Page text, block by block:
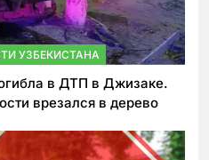
УЗБЕКИСТАНА
в ДТП в Джизаке.
врезался в дерево